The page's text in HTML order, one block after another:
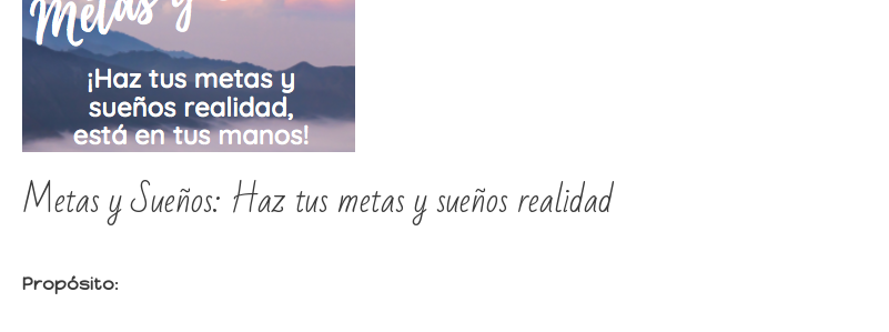
Metas y Sueños: Haz tus metas y sueños realidad
Propósito: